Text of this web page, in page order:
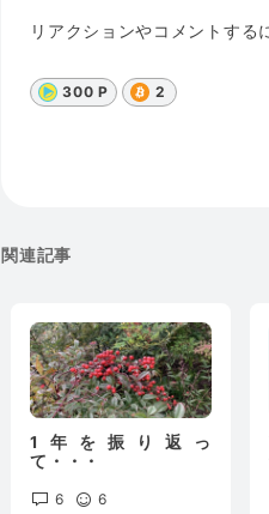
リアクションやコメントする
300 P 2
関連記事
1年を振り返っ
て・・・
6 6